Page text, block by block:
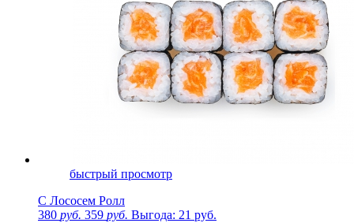
быстрый просмотр
С Лососем Ролл
380 руб. 359 руб. Выгода: 21 руб.